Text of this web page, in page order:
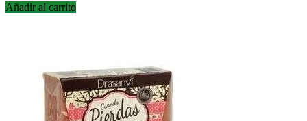
Añadir al carrito